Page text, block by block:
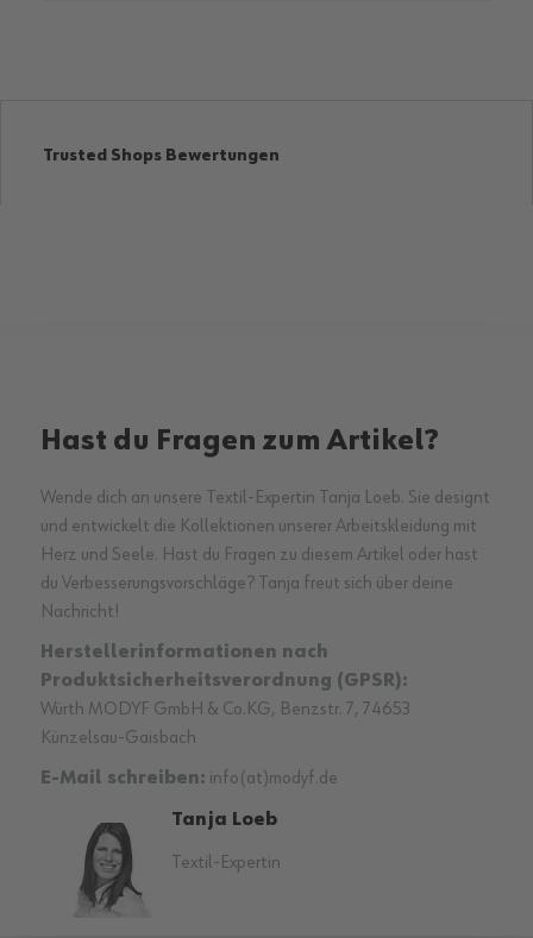
Trusted Shops Bewertungen
Hast du Fragen zum Artikel?
Wende dich an unsere Textil-Expertin Tanja Loeb. Sie designt
und entwickelt die Kollektionen unserer Arbeitskleidung mit
Herz und Seele. Hast du Fragen zu diesem Artikel oder hast
du Verbesserungsvorschläge? Tanja freut sich über deine
Nachricht!
Herstellerinformationen nach
Produktsicherheitsverordnung (GPSR):
Würth MODYF GmbH & Co.KG, Benzstr. 7, 74653
Künzelsau-Gaisbach
E-Mail schreiben: info(at)modyf.de
Tanja Loeb
Textil-Expertin